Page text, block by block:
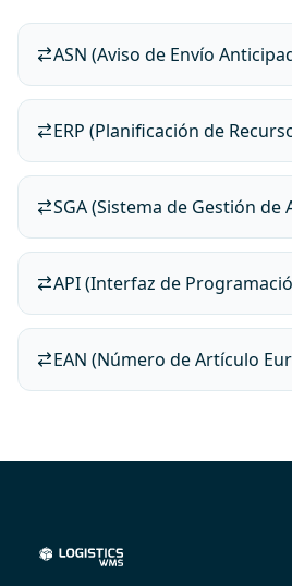
ASN (Aviso de Envío
ERP (Planificación de
SGA (Sistema de Gestión de
API (Interfaz de
EAN (Número de Artículo